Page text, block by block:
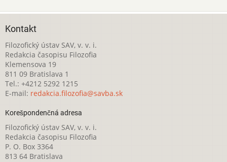
Kontakt
Filozofický ústav SAV, v. v. i.
Redakcia časopisu Filozofia
Klemensova 19
811 09 Bratislava 1
Tel.: +4212 5292 1215
E-mail: redakcia.filozofia@savba.sk
Korešpondenčná adresa
Filozofický ústav SAV, v. v. i.
Redakcia časopisu Filozofia
P. O. Box 3364
813 64 Bratislava